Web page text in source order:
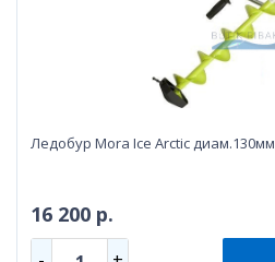
Ледобур Mora Ice Arctic диам.130мм
16 200 р.